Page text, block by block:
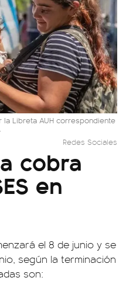
Libreta AUH correspondiente
Redes Sociales
cobra
en
el 8 de junio y se
según la terminación
son: